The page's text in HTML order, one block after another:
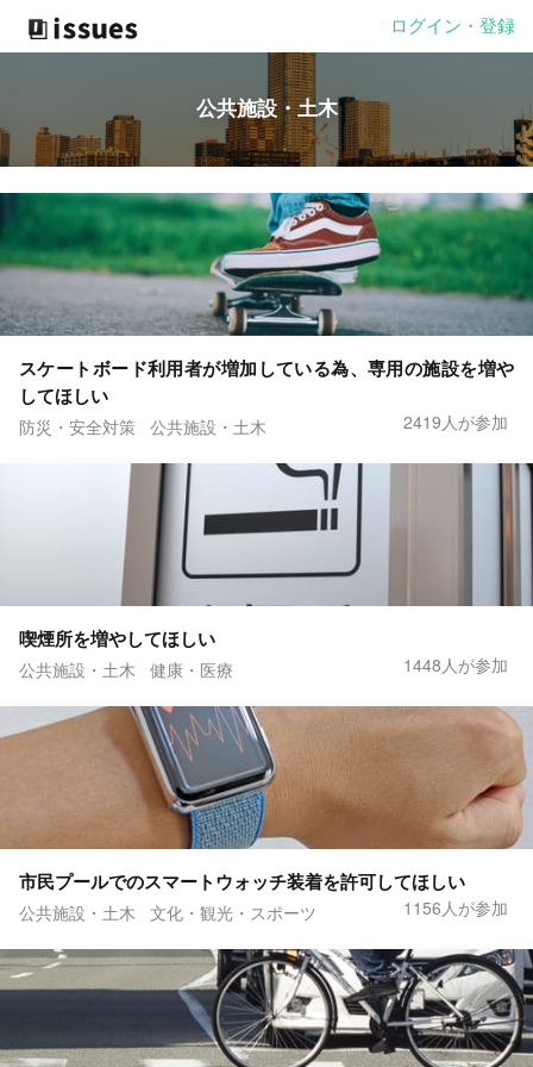
ログイン・登録
公共施設・土木
スケートボード利用者が増加している為、専用の施設を増や
してほしい
防災・安全対策 公共施設・土木 2419人が参加
喫煙所を増やしてほしい
公共施設・土木 健康・医療 1448人が参加
市民プールでのスマートウォッチ装着を許可してほしい
公共施設・土木 文化・観光・スポーツ 1156人が参加